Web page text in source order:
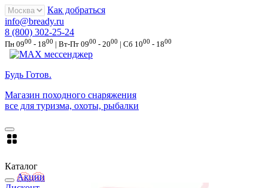
Как добраться
info@bready.ru
8 (800) 302-25-24
Пн 0900 - 1800 | Вт-Пт 0900 - 2000 | Сб 1000 - 1800
Будь Готов.
Магазин походного снаряжения
все для туризма, охоты, рыбалки
Каталог
Акции